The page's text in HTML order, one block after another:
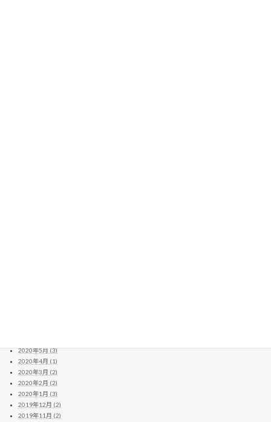
2020年5月 (3)
2020年4月 (1)
2020年3月 (2)
2020年2月 (2)
2020年1月 (3)
2019年12月 (2)
2019年11月 (2)